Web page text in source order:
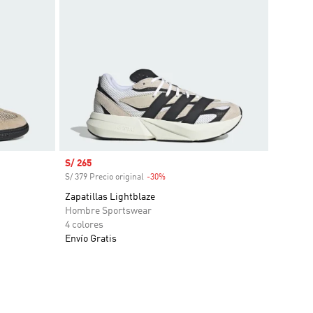
Precio de venta
S/ 265
S/ 379 Precio original -30%Descuento
Zapatillas Lightblaze
Hombre Sportswear
4 colores
Envío Gratis